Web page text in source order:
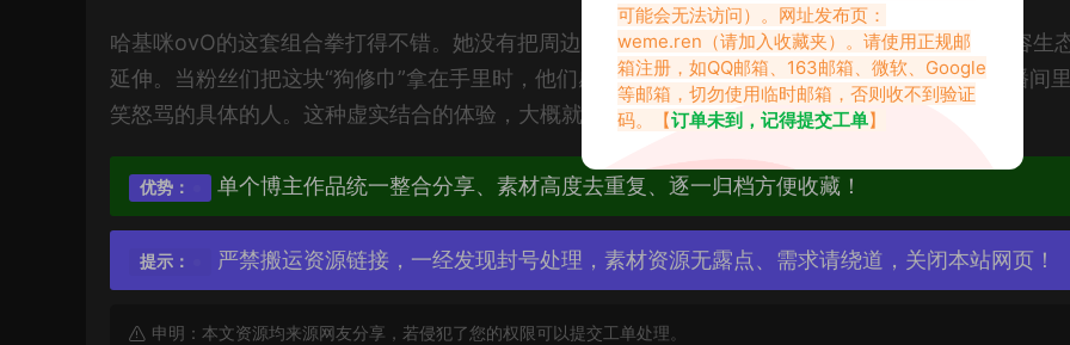
哈基咪ovO的这套组合拳打得不错。她没有把周边仅仅当作敛财的工具，而是把它做成了自己内容生
延伸。当粉丝们把这块“狗修巾”拿在手里时，他们感受到的不仅仅是布料的纹理，还有那个在直播间
笑怒骂的具体的人。这种虚实结合的体验，大概就是虚拟主播经济最迷人的地方。
优势： 单个博主作品统一整合分享、素材高度去重复、逐一归档方便收藏！
提示： 严禁搬运资源链接，一经发现封号处理，素材资源无露点、需求请绕道，关闭本站网页！
申明：本文资源均来源网友分享，若侵犯了您的权限可以提交工单处理。
可能会无法访问）。网址发布页：
weme.ren （请加入收藏夹）。请使用正规邮
箱注册，如QQ邮箱、163邮箱、微软、Google
等邮箱，切勿使用临时邮箱，否则收不到验证
码。【订单未到，记得提交工单】